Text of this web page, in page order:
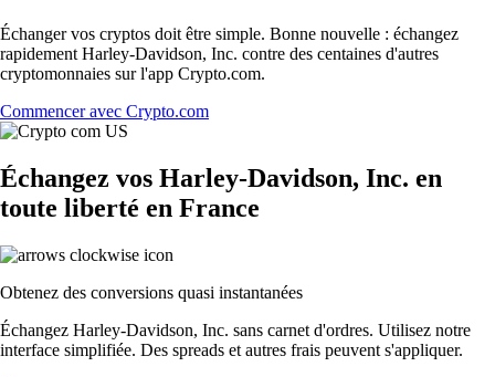
Échanger vos cryptos doit être simple. Bonne nouvelle : échangez
rapidement Harley-Davidson, Inc. contre des centaines d'autres
cryptomonnaies sur l'app Crypto.com.
Commencer avec Crypto.com
Échangez vos Harley-Davidson, Inc. en
toute liberté en France
Obtenez des conversions quasi instantanées
Échangez Harley-Davidson, Inc. sans carnet d'ordres. Utilisez notre
interface simplifiée. Des spreads et autres frais peuvent s'appliquer.